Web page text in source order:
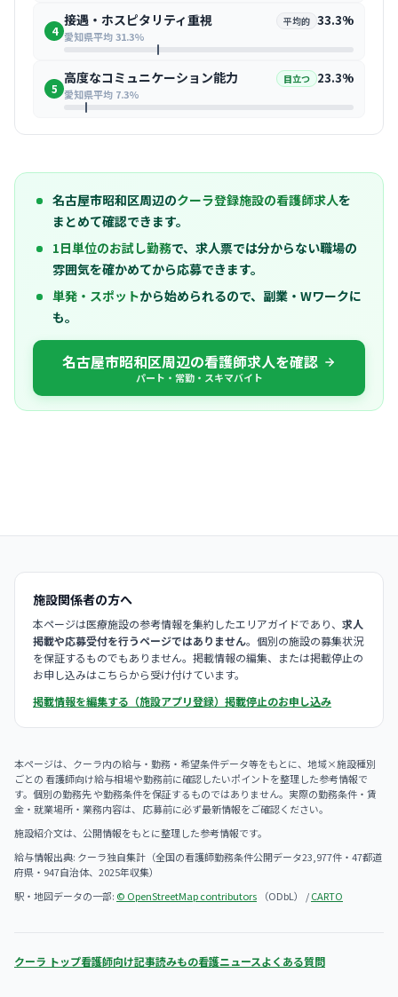
4
接遇・ホスピタリティ重視 平均的 33.3%
愛知県平均 31.3%
5
高度なコミュニケーション能力 目立つ 23.3%
愛知県平均 7.3%
名古屋市昭和区周辺のクーラ登録施設の看護師求人を
まとめて確認できます。
1日単位のお試し勤務で、求人票では分からない職場の
雰囲気を確かめてから応募できます。
単発・スポットから始められるので、副業・Wワークに
も。
名古屋市昭和区周辺の看護師求人を確認
パート・常勤・スキマバイト
施設関係者の方へ
本ページは医療施設の参考情報を集約したエリアガイドであり、 求人
掲載や応募受付を行うページではありません。個別の施設の募集状況
を保証するものでもありません。掲載情報の編集、または掲載停止の
お申し込みはこちらから受け付けています。
掲載情報を編集する（施設アプリ登録） 掲載停止のお申し込み
本ページは、クーラ内の給与・勤務・希望条件データ等をもとに、地域×施設種別
ごとの 看護師向け給与相場や勤務前に確認したいポイントを整理した参考情報で
す。個別の勤務先 や勤務条件を保証するものではありません。実際の勤務条件・賃
金・就業場所・業務内容は、 応募前に必ず最新情報をご確認ください。
施設紹介文は、公開情報をもとに整理した参考情報です。
給与情報出典: クーラ独自集計（全国の看護師勤務条件公開データ23,977件・47都道
府県・947自治体、2025年収集）
駅・地図データの一部: © OpenStreetMap contributors （ODbL） /CARTO
クーラ トップ看護師向け記事読みもの看護ニュースよくある質問